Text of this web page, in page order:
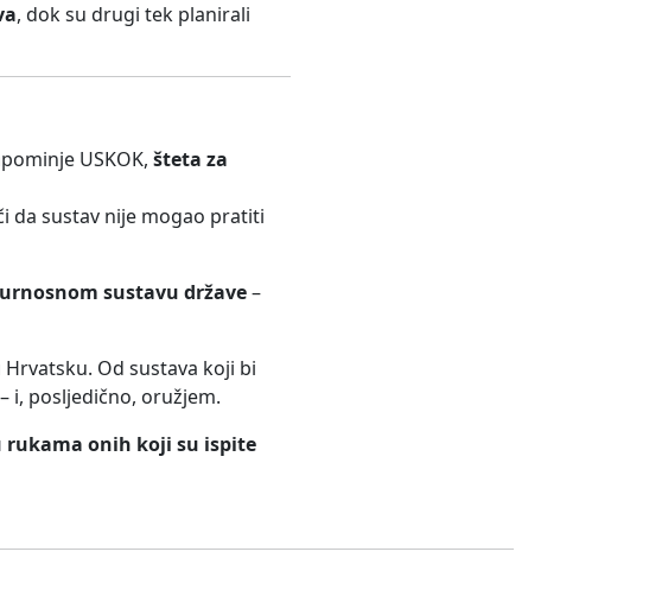
, dok su drugi tek planirali
USKOK, šteta za
da sustav nije mogao pratiti
sustavu države–
Od sustava koji bi
– i, posljedično, oružjem.
rukama onih koji su ispite